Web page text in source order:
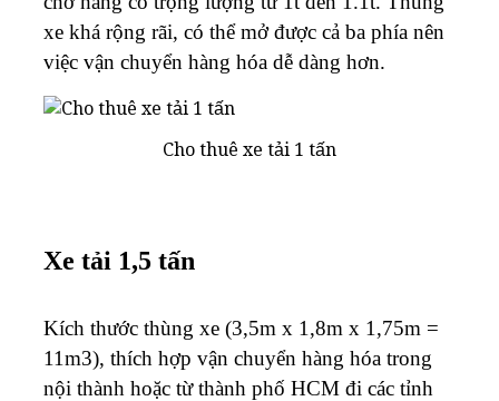
xe khá rộng rãi, có thể mở được cả ba phía nên
việc vận chuyển hàng hóa dễ dàng hơn.
Cho thuê xe tải 1 tấn
Xe tải 1,5 tấn
Kích thước thùng xe (3,5m x 1,8m x 1,75m =
11m3), thích hợp vận chuyển hàng hóa trong
nội thành hoặc từ thành phố HCM đi các tỉnh